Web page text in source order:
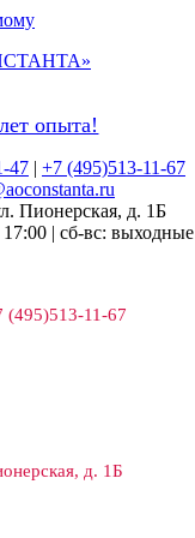
опыта!
47| +7 (495)513-11-67
Пионерская, д. 1Б
| сб-вс: выходные
(495)513-11-67
д. 1Б